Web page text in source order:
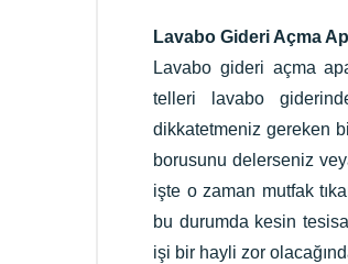
Lavabo Gideri Açma
Lavabo gideri açma
telleri lavabo
dikkatetmeniz gereken
borusunu delerseniz
işte o zaman mutfak
bu durumda kesin
işi bir hayli zor